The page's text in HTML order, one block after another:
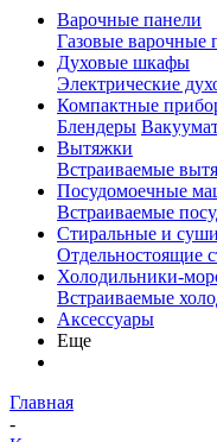
Варочные панели
Газовые варочные
Духовые шкафы
Электрические
Компактные
Блендеры
Вытяжки
Встраиваемые
Посудомоечные
Встраиваемые
Стиральные и
Отдельностоящие
Холодильники-
Встраиваемые
Аксессуары
Еще
Главная
-